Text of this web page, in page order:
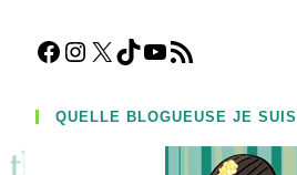
Facebook
Instagram
X TikTokYouTube
Flux RSS
QUELLE BLOGUEUSE JE